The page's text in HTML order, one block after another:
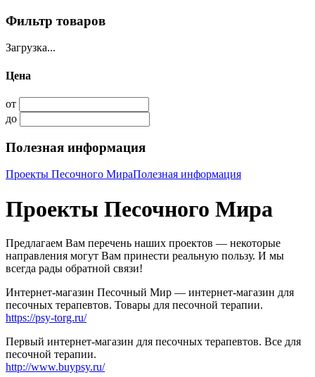
Фильтр товаров
Загрузка...
Цена
от
до
Полезная информация
Проекты Песочного МираПолезная информация
Проекты Песочного Мира
Предлагаем Вам перечень наших проектов — некоторые
направления могут Вам принести реальную пользу. И мы
всегда рады обратной связи!
Интернет-магазин Песочный Мир — интернет-магазин для
песочных терапевтов. Товары для песочной терапии.
https://psy-torg.ru/
Первый интернет-магазин для песочных терапевтов. Все для
песочной терапии.
http://www.buypsy.ru/